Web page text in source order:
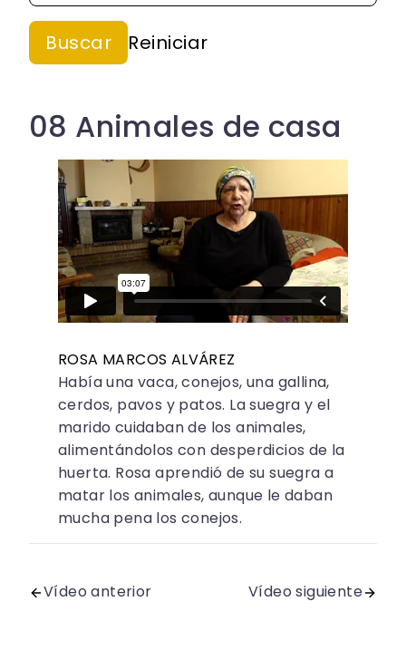
08 Animales de casa
ROSA MARCOS ALVÁREZ
Había una vaca, conejos, una gallina,
cerdos, pavos y patos. La suegra y el
marido cuidaban de los animales,
alimentándolos con desperdicios de la
huerta. Rosa aprendió de su suegra a
matar los animales, aunque le daban
mucha pena los conejos.
Vídeo anterior Vídeo siguiente